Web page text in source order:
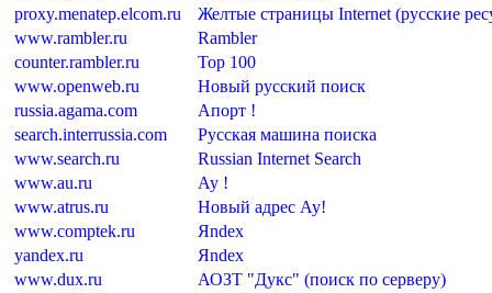
proxy.menatep.elcom.ru
Желтые страницы Internet (русские
www.rambler.ru
Rambler
counter.rambler.ru
Top 100
www.openweb.ru
Новый русский поиск
russia.agama.com
Апорт !
search.interrussia.com
Русская машина поиска
www.search.ru
Russian Internet Search
www.au.ru
Ау !
www.atrus.ru
Новый адрес Ay!
www.comptek.ru
Яndex
yandex.ru
Яndex
www.dux.ru
АОЗТ "Дукс" (поиск по серверу)